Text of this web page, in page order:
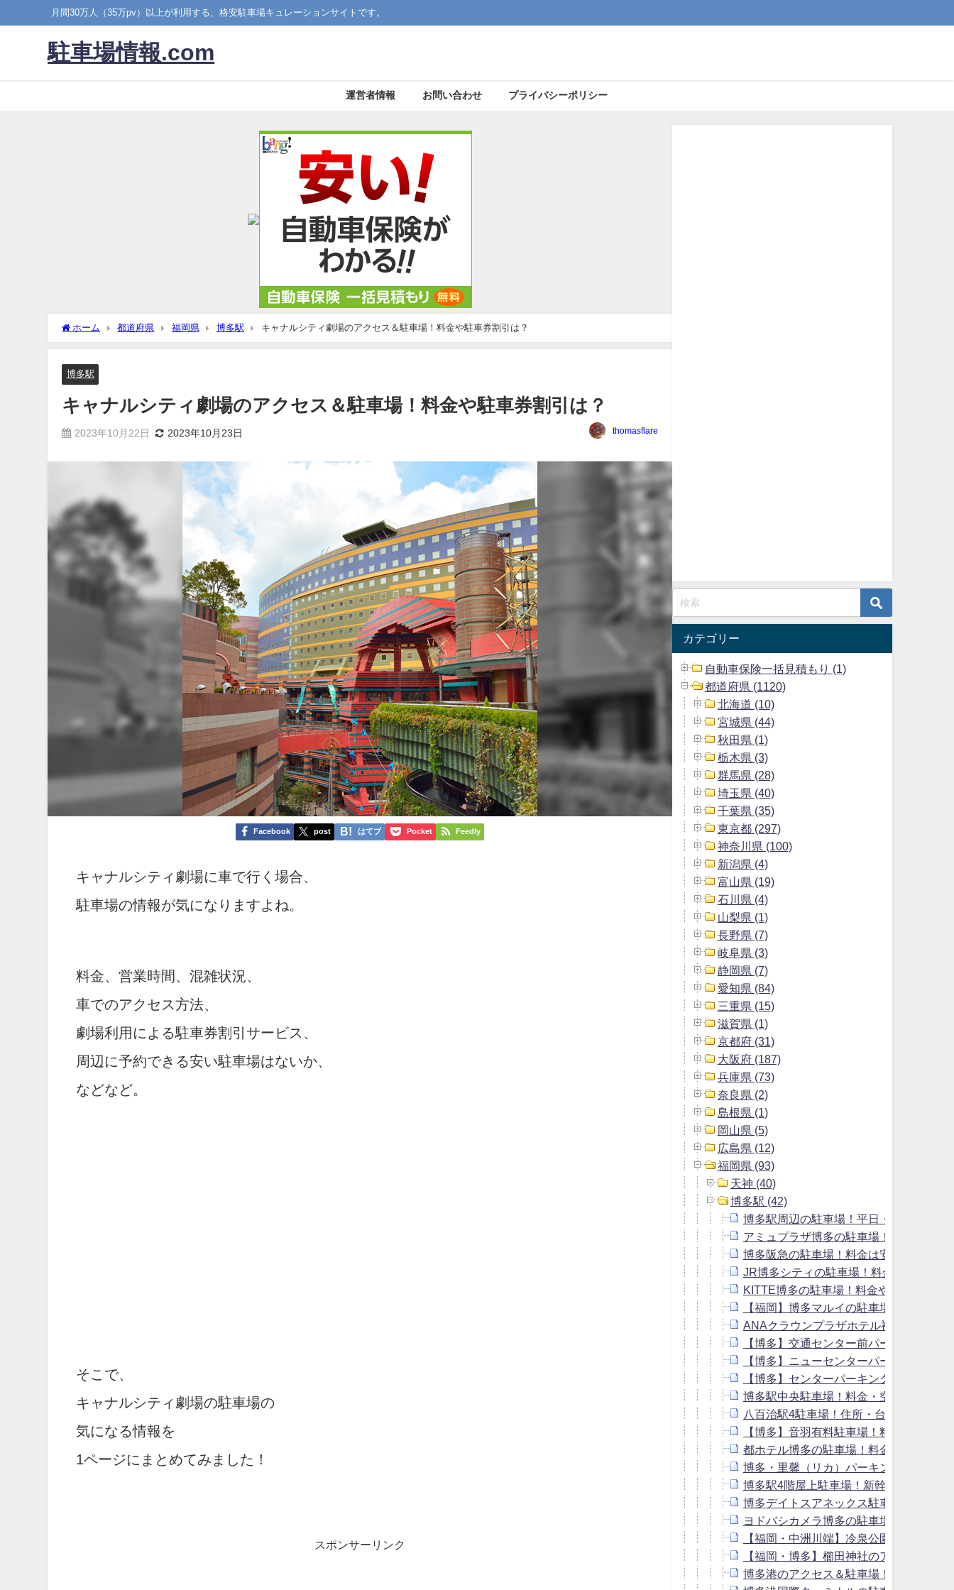
月間30万人（35万pv）以上が利用する、格安駐車場キュレーションサイトです。
駐車場情報.com
運営者情報 お問い合わせ プライバシーポリシー
ホーム 都道府県 福岡県 博多駅 キャナルシティ劇場のアクセス＆駐車場！料金や駐車券割引は？
博多駅
キャナルシティ劇場のアクセス＆駐車場！料金や駐車券割引は？
2023年10月22日 2023年10月23日 thomasflare
Facebook post はてブ Pocket Feedly
キャナルシティ劇場に車で行く場合、
駐車場の情報が気になりますよね。
料金、営業時間、混雑状況、
車でのアクセス方法、
劇場利用による駐車券割引サービス、
周辺に予約できる安い駐車場はないか、
などなど。
そこで、
キャナルシティ劇場の駐車場の
気になる情報を
1ページにまとめてみました！
スポンサーリンク
カテゴリー
自動車保険一括見積もり (1)
都道府県 (1120)
北海道 (10)
宮城県 (44)
秋田県 (1)
栃木県 (3)
群馬県 (28)
埼玉県 (40)
千葉県 (35)
東京都 (297)
神奈川県 (100)
新潟県 (4)
富山県 (19)
石川県 (4)
山梨県 (1)
長野県 (7)
岐阜県 (3)
静岡県 (7)
愛知県 (84)
三重県 (15)
滋賀県 (1)
京都府 (31)
大阪府 (187)
兵庫県 (73)
奈良県 (2)
島根県 (1)
岡山県 (5)
広島県 (12)
福岡県 (93)
天神 (40)
博多駅 (42)
博多駅周辺の駐車場！平日・土日で最大
アミュプラザ博多の駐車場！料金は安い
博多阪急の駐車場！料金は安い？無料割
JR博多シティの駐車場！料金や提携割引
KITTE博多の駐車場！料金や提携割引は
【福岡】博多マルイの駐車場！料金や提
ANAクラウンプラザホテル福岡の駐車場
【博多】交通センター前パーキングの
【博多】ニューセンターパーキングの
【博多】センターパーキングの駐車場！
博多駅中央駐車場！料金・空き状況や提
八百治駅4駐車場！住所・台数・料金や
【博多】音羽有料駐車場！料金や提携割
都ホテル博多の駐車場！料金や提携割引
博多・里馨（リカ）パーキングセンター
博多駅4階屋上駐車場！新幹線割引はあ
博多デイトスアネックス駐車場！博多阪
ヨドバシカメラ博多の駐車場！入り口や
【福岡・中洲川端】冷泉公園の駐車場
【福岡・博多】櫛田神社のアクセス＆
博多港のアクセス＆駐車場！24時間・